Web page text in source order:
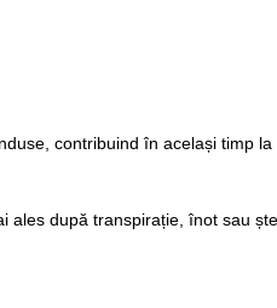
contribuind în același timp
după transpirație, înot sau